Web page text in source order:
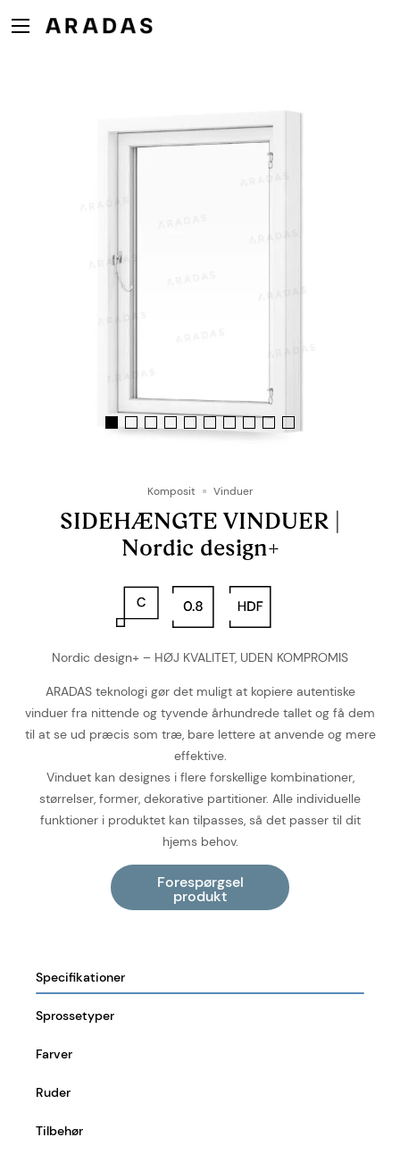
Komposit Vinduer
SIDEHÆNGTE VINDUER |
Nordic design+
Nordic design+ – HØJ KVALITET, UDEN KOMPROMIS
ARADAS teknologi gør det muligt at kopiere autentiske
vinduer fra nittende og tyvende århundrede tallet og få dem
til at se ud præcis som træ, bare lettere at anvende og mere
effektive.
Vinduet kan designes i flere forskellige kombinationer,
størrelser, former, dekorative partitioner. Alle individuelle
funktioner i produktet kan tilpasses, så det passer til dit
hjems behov.
Specifikationer
Sprossetyper
Farver
Ruder
Tilbehør